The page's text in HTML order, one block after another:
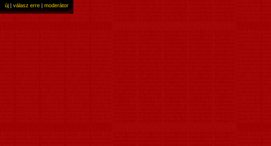
új | válasz erre | moderátor